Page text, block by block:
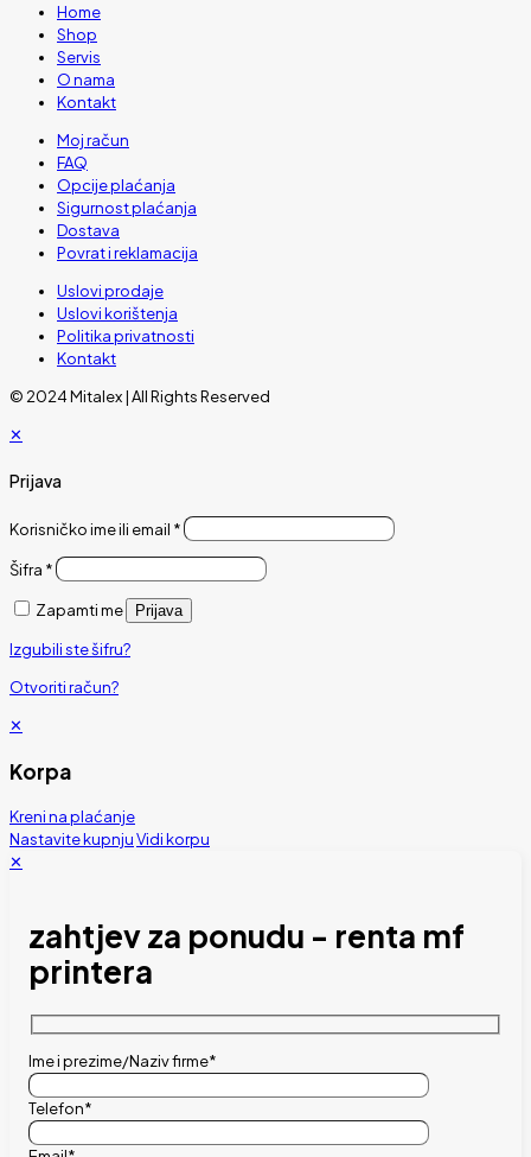
Home
Shop
Servis
O nama
Kontakt
Moj račun
FAQ
Opcije plaćanja
Sigurnost plaćanja
Dostava
Povrat i reklamacija
Uslovi prodaje
Uslovi korištenja
Politika privatnosti
Kontakt
© 2024 Mitalex | All Rights Reserved
✕
Prijava
Korisničko ime ili email *
Šifra *
Zapamti me Prijava
Izgubili ste šifru?
Otvoriti račun?
✕
Korpa
Kreni na plaćanje
Nastavite kupnjuVidi korpu
✕
zahtjev za ponudu - renta mf
printera
Ime i prezime/Naziv firme*
Telefon*